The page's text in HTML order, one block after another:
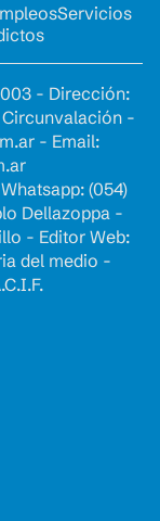
Servicios
- Dirección:
Circunvalación -
- Email:
Whatsapp: (054)
Dellazoppa -
- Editor Web:
del medio -